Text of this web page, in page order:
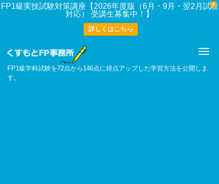
X
FP1級実技試験対策講座【2026年度版（6月・9月・翌2月試験
対応） 受講生募集中！】
詳しくはこちら
FP1級学科試験を72点から146点に得点アップした学習方法を公開しま
す。